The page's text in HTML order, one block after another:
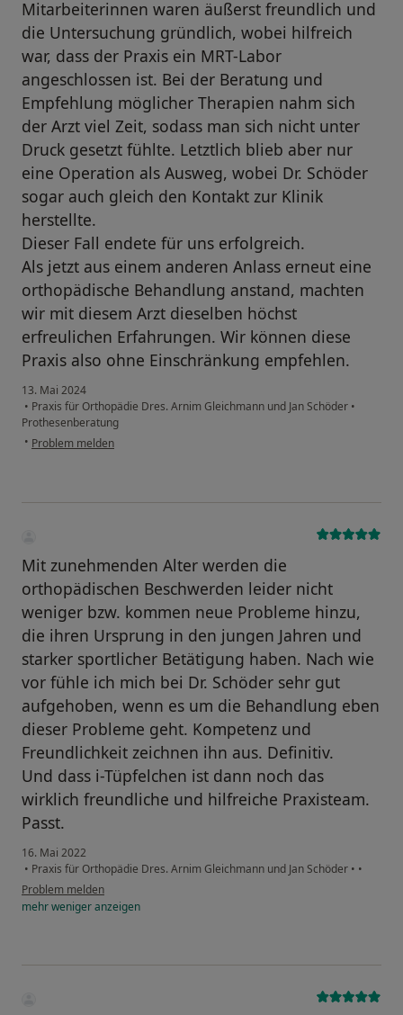
Mitarbeiterinnen waren äußerst freundlich und
die Untersuchung gründlich, wobei hilfreich
war, dass der Praxis ein MRT-Labor
angeschlossen ist. Bei der Beratung und
Empfehlung möglicher Therapien nahm sich
der Arzt viel Zeit, sodass man sich nicht unter
Druck gesetzt fühlte. Letztlich blieb aber nur
eine Operation als Ausweg, wobei Dr. Schöder
sogar auch gleich den Kontakt zur Klinik
herstellte.
Dieser Fall endete für uns erfolgreich.
Als jetzt aus einem anderen Anlass erneut eine
orthopädische Behandlung anstand, machten
wir mit diesem Arzt dieselben höchst
erfreulichen Erfahrungen. Wir können diese
Praxis also ohne Einschränkung empfehlen.
13. Mai 2024
• Praxis für Orthopädie Dres. Arnim Gleichmann und Jan Schöder •
Prothesenberatung
• Problem melden
Mit zunehmenden Alter werden die
orthopädischen Beschwerden leider nicht
weniger bzw. kommen neue Probleme hinzu,
die ihren Ursprung in den jungen Jahren und
starker sportlicher Betätigung haben. Nach wie
vor fühle ich mich bei Dr. Schöder sehr gut
aufgehoben, wenn es um die Behandlung eben
dieser Probleme geht. Kompetenz und
Freundlichkeit zeichnen ihn aus. Definitiv.
Und dass i-Tüpfelchen ist dann noch das
wirklich freundliche und hilfreiche Praxisteam.
Passt.
16. Mai 2022
• Praxis für Orthopädie Dres. Arnim Gleichmann und Jan Schöder • •
Problem melden
mehrwenigeranzeigen